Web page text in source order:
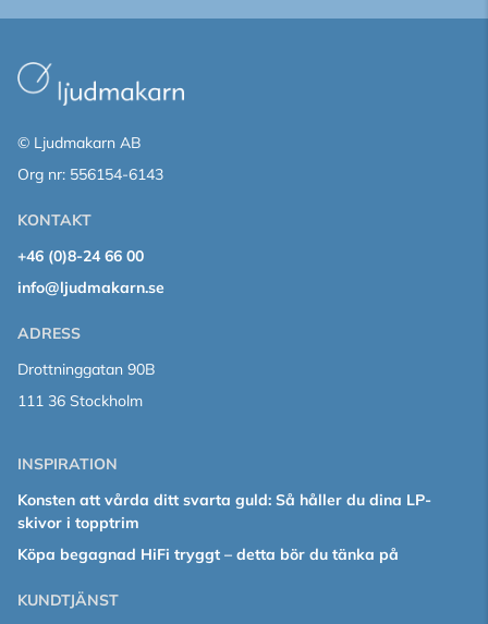
© Ljudmakarn AB
Org nr: 556154-6143
KONTAKT
+46 (0)8-24 66 00
info@ljudmakarn.se
ADRESS
Drottninggatan 90B
111 36 Stockholm
INSPIRATION
Konsten att vårda ditt svarta guld: Så håller du dina LP-
skivor i topptrim
Köpa begagnad HiFi tryggt – detta bör du tänka på
KUNDTJÄNST